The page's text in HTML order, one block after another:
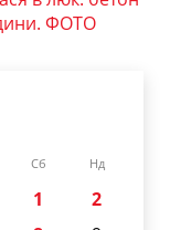
ФОТО
Сб Нд
1
2